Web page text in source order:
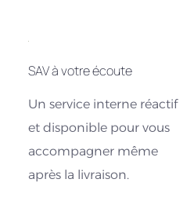
SAV à votre écoute
Un service interne réactif
et disponible pour vous
accompagner même
après la livraison.